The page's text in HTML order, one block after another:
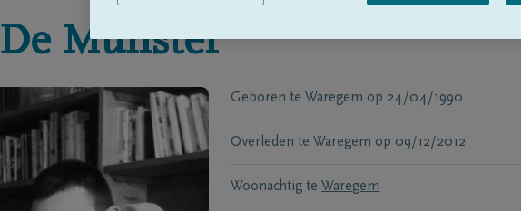
De Munster
Geboren te Waregem op 24/04/1990
Overleden te Waregem op 09/12/2012
Woonachtig te Waregem